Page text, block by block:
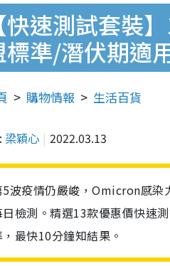
【快速測試套裝
標準/潛伏期適
購物情報 生活百貨
梁穎心 2022.03.13
5波疫情仍嚴峻，Omicron感染
日檢測。精選13款優惠價快速
最快10分鐘知結果。